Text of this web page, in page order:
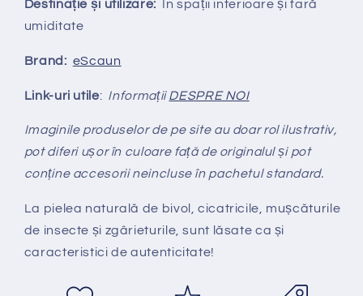
Destinație și utilizare: În spații interioare și fară
umiditate
Brand: eScaun
Link-uri utile: InformațiiDESPRE NOI
Imaginile produselor de pe site au doar rol ilustrativ,
pot diferi ușor în culoare față de originalul și pot
conține accesorii neincluse în pachetul standard.
La pielea naturală de bivol, cicatricile, mușcăturile
de insecte și zgârieturile, sunt lăsate ca și
caracteristici de autenticitate!